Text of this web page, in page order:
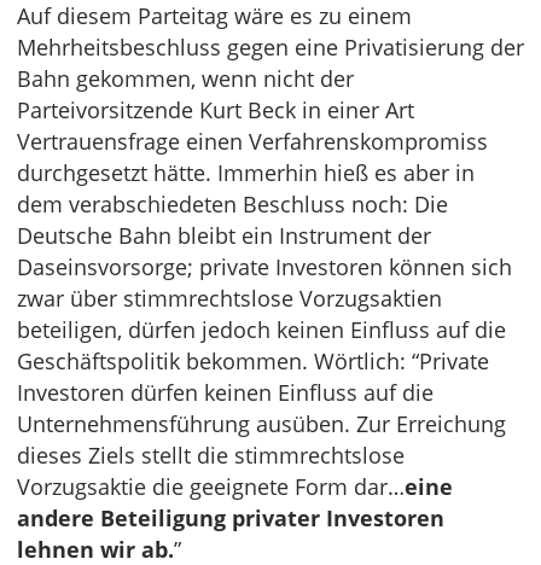
Auf diesem Parteitag wäre es zu einem
Mehrheitsbeschluss gegen eine Privatisierung der
Bahn gekommen, wenn nicht der
Parteivorsitzende Kurt Beck in einer Art
Vertrauensfrage einen Verfahrenskompromiss
durchgesetzt hätte. Immerhin hieß es aber in
dem verabschiedeten Beschluss noch: Die
Deutsche Bahn bleibt ein Instrument der
Daseinsvorsorge; private Investoren können sich
zwar über stimmrechtslose Vorzugsaktien
beteiligen, dürfen jedoch keinen Einfluss auf die
Geschäftspolitik bekommen. Wörtlich: “Private
Investoren dürfen keinen Einfluss auf die
Unternehmensführung ausüben. Zur Erreichung
dieses Ziels stellt die stimmrechtslose
Vorzugsaktie die geeignete Form dar…eine
andere Beteiligung privater Investoren
lehnen wir ab.”